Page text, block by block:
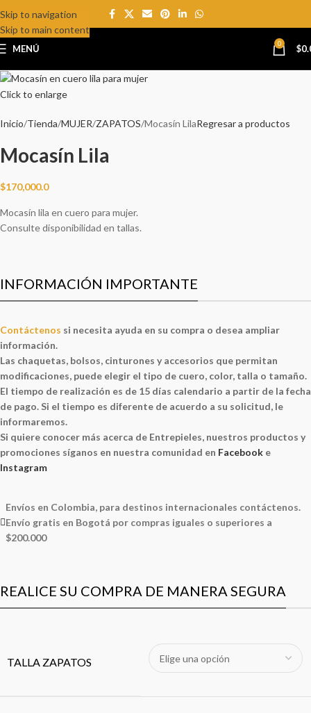
Skip to navigation
Skip to main content
MENÚ 0 $
NEW
Click to enlarge
Inicio Tienda MUJER ZAPATOS Mocasín LilaRegresar a productos
Mocasín Lila
$170,000.0
Mocasín lila en cuero para mujer.
Consulte disponibilidad en tallas.
INFORMACIÓN IMPORTANTE
Contáctenos si necesita ayuda en su compra o desea ampliar
información.
Las chaquetas, bolsos, cinturones y accesorios que permitan
modificaciones, puede elegir el tipo de cuero, color, talla o tamaño.
El tiempo de realización es de 15 días calendario a partir de la fecha
de pago. Si el tiempo es diferente de acuerdo a su solicitud, le
informaremos.
Si quiere conocer más acerca de Entrepieles, nuestros productos y
promociones síganos en nuestra comunidad en Facebook e
Instagram
Envíos en Colombia, para destinos internacionales contáctenos.
Envío gratis en Bogotá por compras iguales o superiores a
$200.000
REALICE SU COMPRA DE MANERA SEGURA
TALLA ZAPATOS